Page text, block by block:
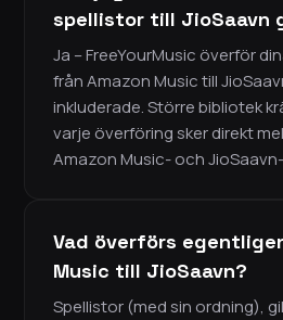
spellistor till JioSaavn
Ja – FreeYourMusic överför
från Amazon Music till
inkluderade. Större bibliotek
varje överföring sker direkt
Amazon Music- och
Vad överförs
Music till JioSaavn?
Spellistor (med sin ordning),